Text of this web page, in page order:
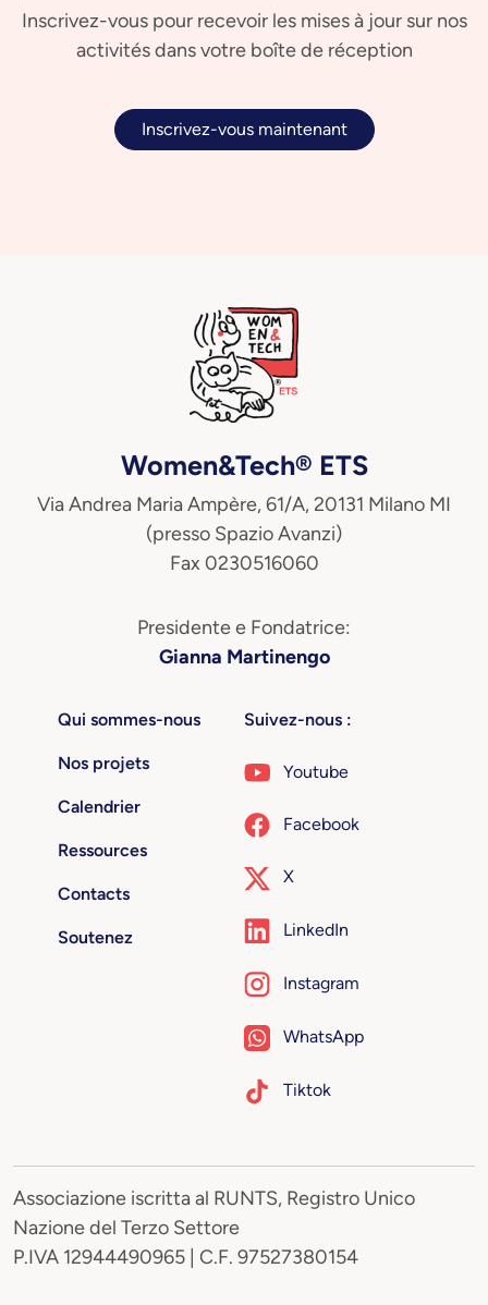
Inscrivez-vous pour recevoir les mises à jour sur nos
activités dans votre boîte de réception
Inscrivez-vous maintenant
Women&Tech® ETS
Via Andrea Maria Ampère, 61/A, 20131 Milano MI
(presso Spazio Avanzi)
Fax 0230516060
Presidente e Fondatrice:
Gianna Martinengo
Qui sommes-nous
Nos projets
Calendrier
Ressources
Contacts
Soutenez
Suivez-nous :
Youtube
Facebook
X
LinkedIn
Instagram
WhatsApp
Tiktok
Associazione iscritta al RUNTS, Registro Unico
Nazione del Terzo Settore
P.IVA 12944490965 | C.F. 97527380154